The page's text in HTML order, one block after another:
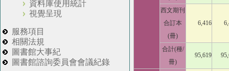
資料庫使用統計
視覺呈現
服務項目
相關法規
圖書館大事紀
圖書館諮詢委員會會議紀錄
西文期刊
合訂本
(冊)
6,416
合計(種/
冊)
95,619